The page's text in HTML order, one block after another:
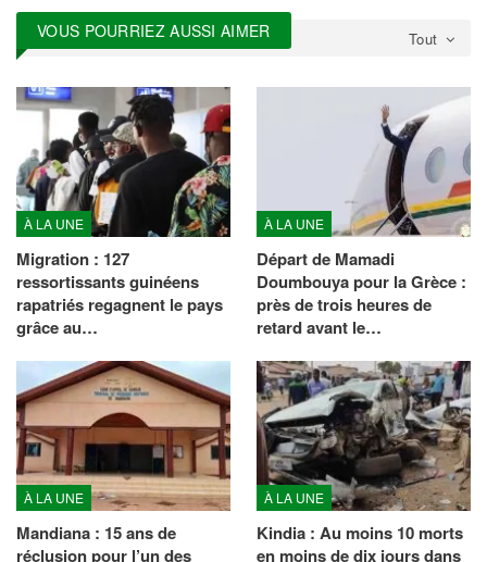
Tout
VOUS POURRIEZ AUSSI AIMER
À LA UNE
Migration : 127
ressortissants guinéens
rapatriés regagnent le pays
grâce au…
À LA UNE
Départ de Mamadi
Doumbouya pour la Grèce :
près de trois heures de
retard avant le…
À LA UNE
Mandiana : 15 ans de
réclusion pour l’un des
À LA UNE
Kindia : Au moins 10 morts
en moins de dix jours dans